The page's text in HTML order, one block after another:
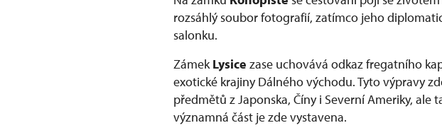
rozsáhlý soubor fotografií, zatímco jeho
salonku.
ZámekLysice zase uchovává odkaz fregatního
exotické krajiny Dálného východu. Tyto výpravy
předmětů z Japonska, Číny i Severní Ameriky,
významná část je zde vystavena.